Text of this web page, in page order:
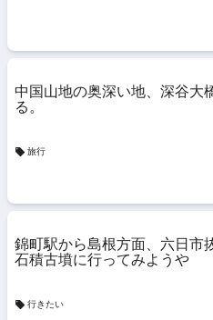
中国山地の奥深い地、深谷大
る。
旅行
錦町駅から島根方面、六日市
石積古墳に行ってみようや
行きたい